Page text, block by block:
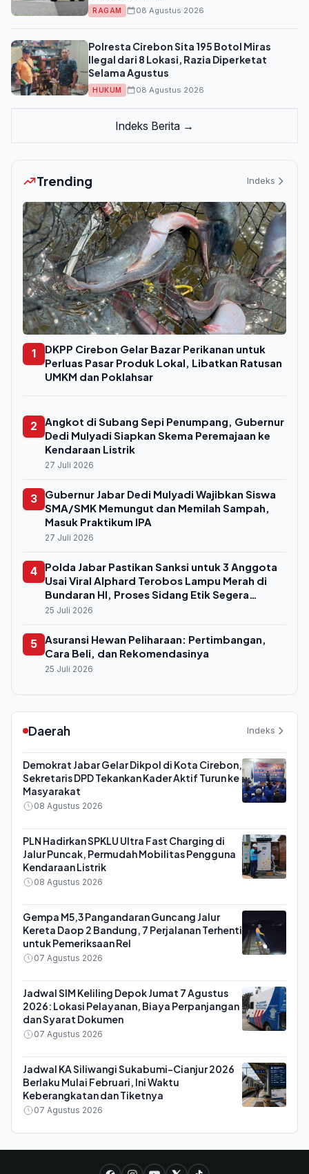
RAGAM 08 Agustus 2026
Polresta Cirebon Sita 195 Botol Miras
Ilegal dari 8 Lokasi, Razia Diperketat
Selama Agustus
HUKUM 08 Agustus 2026
Indeks Berita →
Trending Indeks
1
DKPP Cirebon Gelar Bazar Perikanan untuk
Perluas Pasar Produk Lokal, Libatkan Ratusan
UMKM dan Poklahsar
2
Angkot di Subang Sepi Penumpang, Gubernur
Dedi Mulyadi Siapkan Skema Peremajaan ke
Kendaraan Listrik
27 Juli 2026
3
Gubernur Jabar Dedi Mulyadi Wajibkan Siswa
SMA/SMK Memungut dan Memilah Sampah,
Masuk Praktikum IPA
27 Juli 2026
4
Polda Jabar Pastikan Sanksi untuk 3 Anggota
Usai Viral Alphard Terobos Lampu Merah di
Bundaran HI, Proses Sidang Etik Segera
Digelar
25 Juli 2026
5
Asuransi Hewan Peliharaan: Pertimbangan,
Cara Beli, dan Rekomendasinya
25 Juli 2026
Daerah Indeks
Demokrat Jabar Gelar Dikpol di Kota Cirebon,
Sekretaris DPD Tekankan Kader Aktif Turun ke
Masyarakat
08 Agustus 2026
PLN Hadirkan SPKLU Ultra Fast Charging di
Jalur Puncak, Permudah Mobilitas Pengguna
Kendaraan Listrik
08 Agustus 2026
Gempa M5,3 Pangandaran Guncang Jalur
Kereta Daop 2 Bandung, 7 Perjalanan Terhenti
untuk Pemeriksaan Rel
07 Agustus 2026
Jadwal SIM Keliling Depok Jumat 7 Agustus
2026: Lokasi Pelayanan, Biaya Perpanjangan
dan Syarat Dokumen
07 Agustus 2026
Jadwal KA Siliwangi Sukabumi-Cianjur 2026
Berlaku Mulai Februari, Ini Waktu
Keberangkatan dan Tiketnya
07 Agustus 2026